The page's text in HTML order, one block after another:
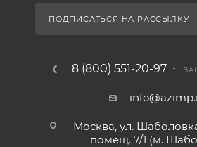
ПОДПИСАТЬСЯ НА РАССЫЛКУ
8 (800) 551-20-97
Москва, ул.
помещ. 7/1 (м.